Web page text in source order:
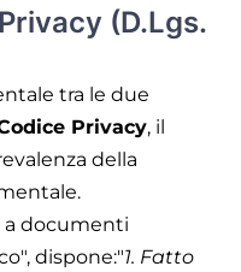
(D.Lgs.
tra le due
Privacy, il
della
a documenti
dispone:"1. Fatto